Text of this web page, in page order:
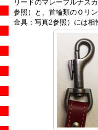
リードのマレーブルナス
参照）と、首輪類のＯリ
金具：写真2参照）には相